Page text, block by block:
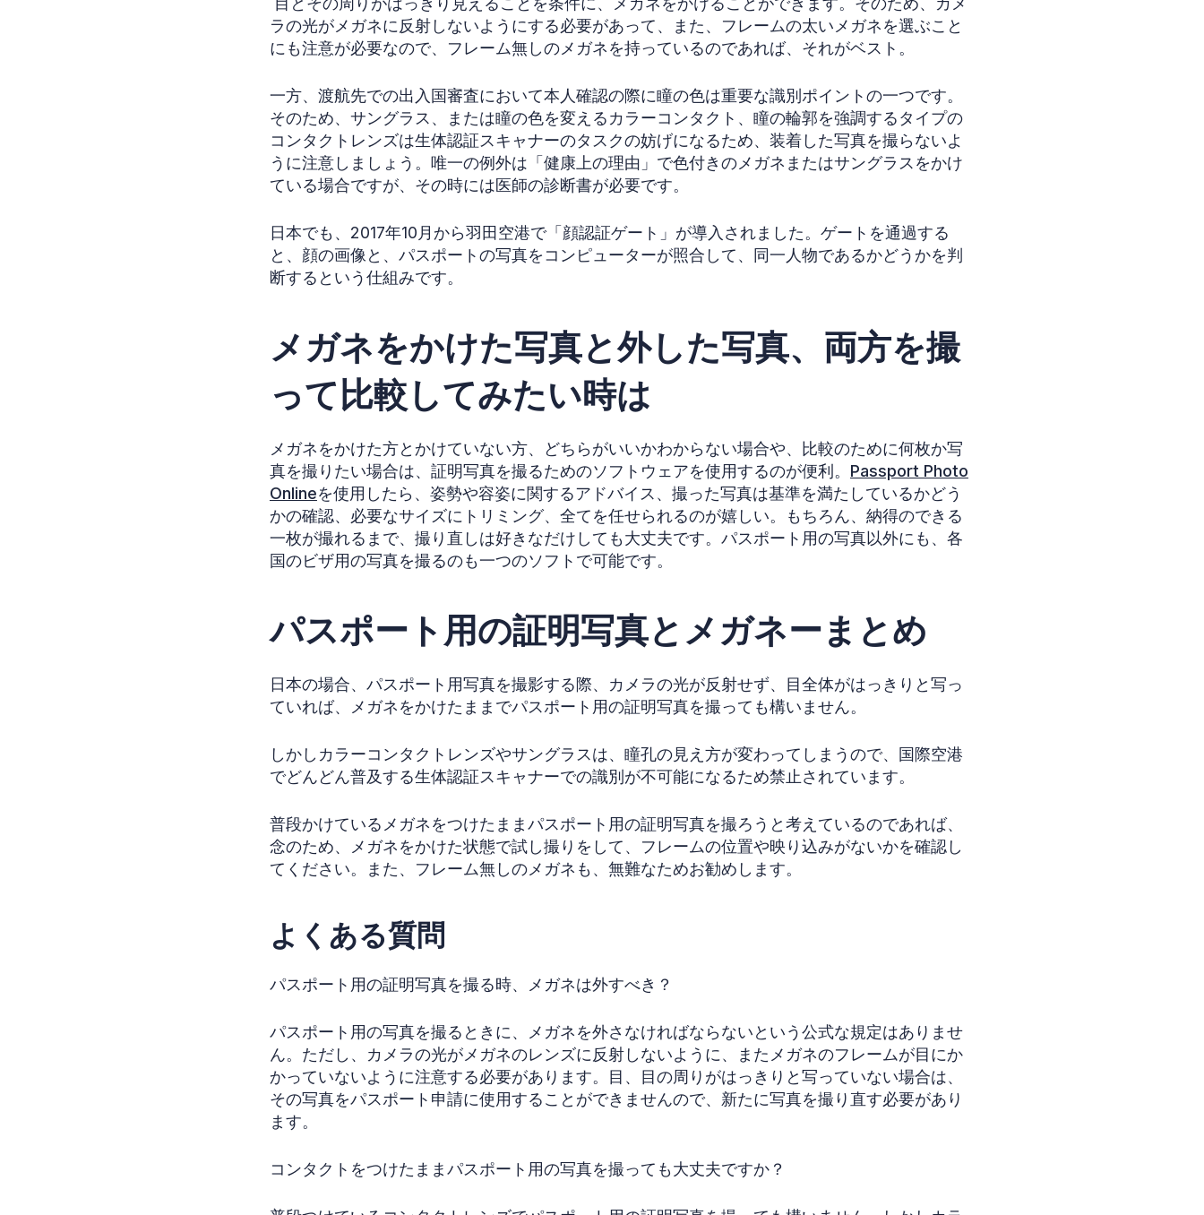
ラの光がメガネに反射しないようにする必要があって、また、フレームの太いメガネを選ぶこと
にも注意が必要なので、フレーム無しのメガネを持っているのであれば、それがベスト。
一方、渡航先での出入国審査において本人確認の際に瞳の色は重要な識別ポイントの一つです。
そのため、サングラス、または瞳の色を変えるカラーコンタクト、瞳の輪郭を強調するタイプの
コンタクトレンズは生体認証スキャナーのタスクの妨げになるため、装着した写真を撮らないよ
うに注意しましょう。唯一の例外は「健康上の理由」で色付きのメガネまたはサングラスをかけ
ている場合ですが、その時には医師の診断書が必要です。
日本でも、2017年10月から羽田空港で「顔認証ゲート」が導入されました。ゲートを通過する
と、顔の画像と、パスポートの写真をコンピューターが照合して、同一人物であるかどうかを判
断するという仕組みです。
メガネをかけた写真と外した写真、両方を撮
って比較してみたい時は
メガネをかけた方とかけていない方、どちらがいいかわからない場合や、比較のために何枚か写
真を撮りたい場合は、証明写真を撮るためのソフトウェアを使用するのが便利。 Passport Photo
Onlineを使用したら、姿勢や容姿に関するアドバイス、撮った写真は基準を満たしているかどう
かの確認、必要なサイズにトリミング、全てを任せられるのが嬉しい。もちろん、納得のできる
一枚が撮れるまで、撮り直しは好きなだけしても大丈夫です。パスポート用の写真以外にも、各
国のビザ用の写真を撮るのも一つのソフトで可能です。
パスポート用の証明写真とメガネーまとめ
日本の場合、パスポート用写真を撮影する際、カメラの光が反射せず、目全体がはっきりと写っ
ていれば、メガネをかけたままでパスポート用の証明写真を撮っても構いません。
しかしカラーコンタクトレンズやサングラスは、瞳孔の見え方が変わってしまうので、国際空港
でどんどん普及する生体認証スキャナーでの識別が不可能になるため禁止されています。
普段かけているメガネをつけたままパスポート用の証明写真を撮ろうと考えているのであれば、
念のため、メガネをかけた状態で試し撮りをして、フレームの位置や映り込みがないかを確認し
てください。また、フレーム無しのメガネも、無難なためお勧めします。
よくある質問
パスポート用の証明写真を撮る時、メガネは外すべき？
パスポート用の写真を撮るときに、メガネを外さなければならないという公式な規定はありませ
ん。ただし、カメラの光がメガネのレンズに反射しないように、またメガネのフレームが目にか
かっていないように注意する必要があります。目、目の周りがはっきりと写っていない場合は、
その写真をパスポート申請に使用することができませんので、新たに写真を撮り直す必要があり
ます。
コンタクトをつけたままパスポート用の写真を撮っても大丈夫ですか？